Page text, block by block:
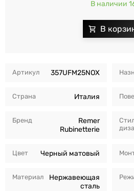
Артикул 357UFM25NOX
Страна Италия
Бренд
Remer
Rubinetterie
Цвет Черный матовый
Материал
Нержавеющая
сталь
В наличии